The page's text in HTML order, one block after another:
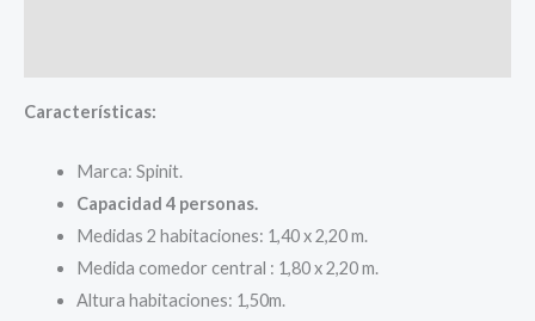
Características:
Marca: Spinit.
Capacidad 4 personas.
Medidas 2 habitaciones: 1,40 x 2,20 m.
Medida comedor central : 1,80 x 2,20 m.
Altura habitaciones: 1,50m.